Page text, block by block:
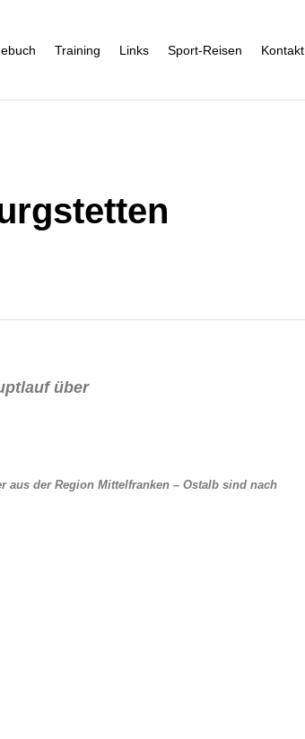
Training Links Sport-Reisen Kontakt
über
aus der Region Mittelfranken – Ostalb sind nach